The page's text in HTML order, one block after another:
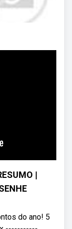
|
do ano! 5